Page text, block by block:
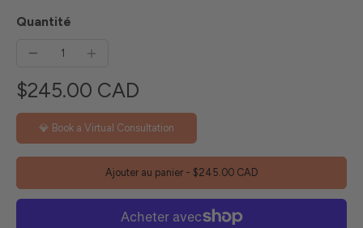
Quantité
$245.00 CAD
💎 Book a Virtual Consultation
Ajouter au panier - $245.00 CAD